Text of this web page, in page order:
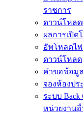
ราชการ
ดาวน์โหล
ผลการเปิด
อัพโหลดไ
ดาวน์โหลด
คำขอข้อมู
จองห้องปร
ระบบ
หน่วยงาน